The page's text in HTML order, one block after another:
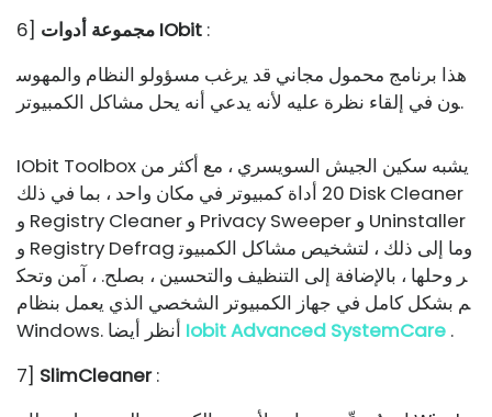
6]
مجموعة أدوات IObit :
هذا برنامج محمول مجاني قد يرغب مسؤولو النظام والمهوس
ون في إلقاء نظرة عليه لأنه يدعي أنه يحل مشاكل الكمبيوتر.
IObit Toolbox يشبه سكين الجيش السويسري ، مع أكثر من
20 أداة كمبيوتر في مكان واحد ، بما في ذلك Disk Cleaner
و Registry Cleaner و Privacy Sweeper و Uninstaller
و Registry Defrag وما إلى ذلك ، لتشخيص مشاكل الكمبيوت
ر وحلها ، بالإضافة إلى التنظيف والتحسين ، بصلح. ، آمن وتحك
م بشكل كامل في جهاز الكمبيوتر الشخصي الذي يعمل بنظام
Iobit Advanced SystemCare .
7] SlimCleaner: